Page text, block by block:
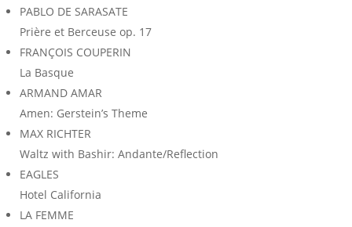
PABLO DE SARASATE
Prière et Berceuse op. 17
FRANÇOIS COUPERIN
La Basque
ARMAND AMAR
Amen: Gerstein’s Theme
MAX RICHTER
Waltz with Bashir: Andante/Reflection
EAGLES
Hotel California
LA FEMME